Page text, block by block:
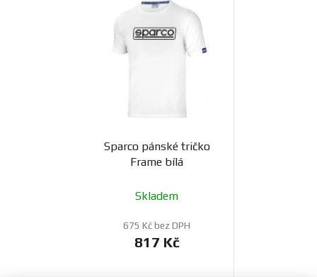
Sparco pánské tričko
Frame bílá
Skladem
675 Kč bez DPH
817 Kč